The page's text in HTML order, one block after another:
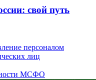
свой путь
персоналом
лиц
МСФО